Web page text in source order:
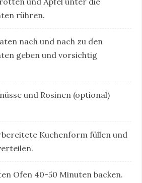
rühren.
nach und nach zu den
geben und vorsichtig
und Rosinen (optional)
Kuchenform füllen und
Ofen 40-50 Minuten backen.